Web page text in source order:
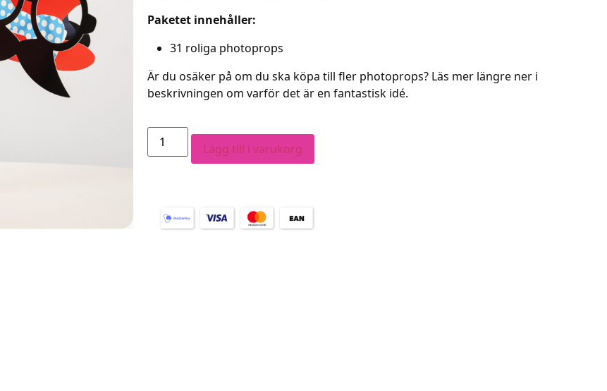
Paketet innehåller:
31 roliga photoprops
Är du osäker på om du ska köpa till fler photoprops? Läs mer längre ner i
beskrivningen om varför det är en fantastisk idé.
Lägg till i varukorg